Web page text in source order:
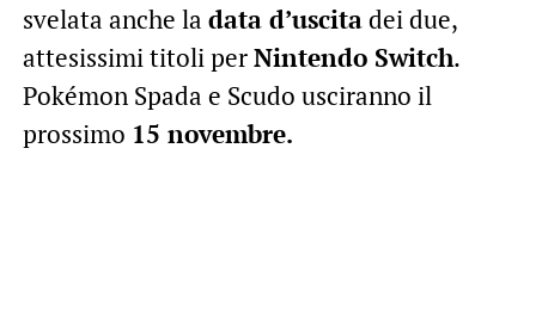
svelata anche la data d’uscitadei due,
attesissimi titoli perNintendo Switch.
Pokémon Spada e Scudo usciranno il
prossimo 15 novembre.